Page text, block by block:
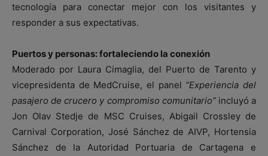
tecnología para conectar mejor con los visitantes y
responder a sus expectativas.
Puertos y personas: fortaleciendo la conexión
Moderado por Laura Cimaglia, del Puerto de Tarento y
vicepresidenta de MedCruise, el panel “Experiencia del
pasajero de crucero y compromiso comunitario”incluyó a
Jon Olav Stedje de MSC Cruises, Abigail Crossley de
Carnival Corporation, José Sánchez de AIVP, Hortensia
Sánchez de la Autoridad Portuaria de Cartagena e